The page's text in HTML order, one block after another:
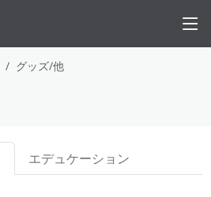
グッズ/他
エデュケーション